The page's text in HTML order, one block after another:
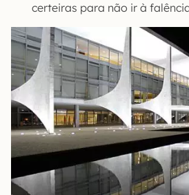
certeiras para não ir à